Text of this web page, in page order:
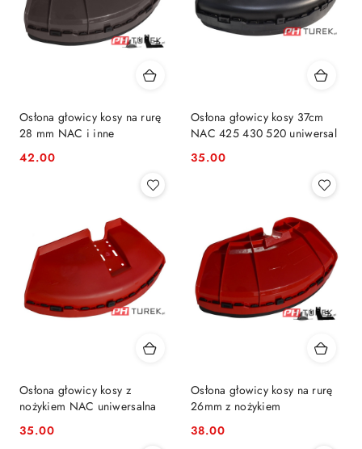
Osłona głowicy kosy na rurę
28 mm NAC i inne
Cena:
42.00
Osłona głowicy kosy 37cm
NAC 425 430 520 uniwersal
Cena:
35.00
Osłona głowicy kosy z
nożykiem NAC uniwersalna
Cena:
35.00
Osłona głowicy kosy na rurę
26mm z nożykiem
Cena:
38.00